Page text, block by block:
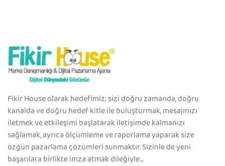
Fikir House olarak hedefimiz; sizi doğru zamanda, doğru
kanalda ve doğru hedef kitle ile buluşturmak, mesajınızı
iletmek ve etkileşimi başlatarak iletişimde kalmanızı
sağlamak, ayrıca ölçümleme ve raporlama yaparak size
özgün pazarlama çözümleri sunmaktır. Sizinle de yeni
başarılara birlikte imza atmak dileğiyle…